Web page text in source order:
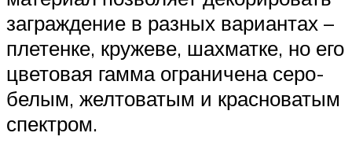
заграждение в разных вариантах –
плетенке, кружеве, шахматке, но его
цветовая гамма ограничена серо-
белым, желтоватым и красноватым
спектром.